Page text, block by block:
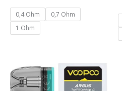
/
0,4 Ohm
0,7 Ohm
1 Ohm